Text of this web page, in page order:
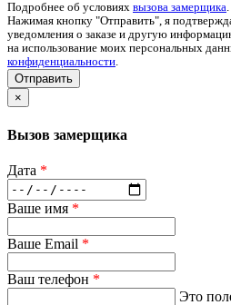
Подробнее об условиях вызова замерщика.
Нажимая кнопку "Отправить", я
уведомления о заказе и другую
на использование моих персональных
конфиденциальности.
Отправить
×
Вызов замерщика
Дата *
Ваше имя *
Ваше Email *
Ваш телефон *
Это